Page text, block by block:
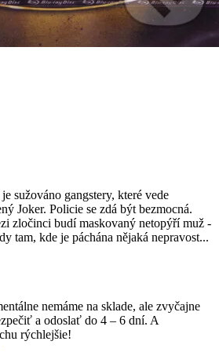
sužováno gangstery, které vede
Joker. Policie se zdá být bezmocná.
zločinci budí maskovaný netopýří muž -
tam, kde je páchána nějaká nepravost...
nemáme na sklade, ale zvyčajne
a odoslať do 4 – 6 dní. A
rýchlejšie!